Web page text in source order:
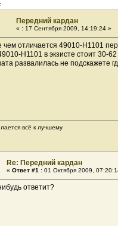
Передний кардан
« : 17 Сентября 2009, 14:19:24 »
чем отличается 49010-H1101
H1101 в экзисте стоит 30-
развалилась не подскажете
всё к лучшему
Re: Передний кардан
« Ответ #1 : 01 Октября 2009,
ответит?